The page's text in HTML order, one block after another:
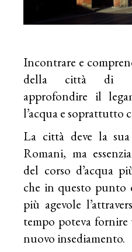
Incontrare e
della città di
approfondire il
l’acqua e soprattutto
La città deve la
Romani, ma
del corso d’acqua
che in questo punto
più agevole
tempo poteva
nuovo insediamento.